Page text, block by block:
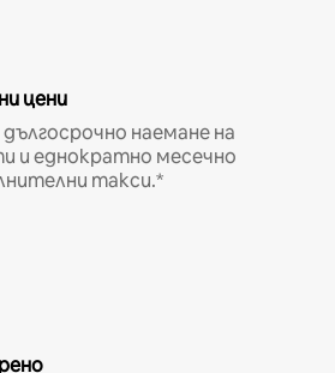
цени
наемане на
и еднократно месечно
такси.*